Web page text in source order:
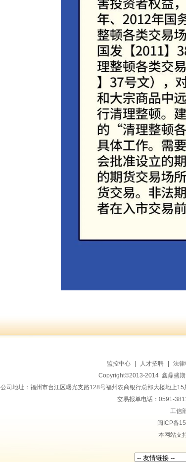
监控中心 人才招聘 法律
Copyright©2013-2014 鑫鼎盛
公司地址：福州市台江区曙光支路128号福州农商银行总部大楼地上
交易报单电话：0591-
工信
闽ICP备
本网站支